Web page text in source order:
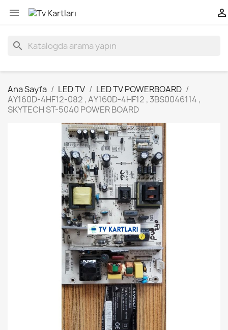
 
search
Ana Sayfa LED TV
LED TV POWERBOARD
AY160D-4HF12-082 , AY160D-4HF12 , 3BS0046114 ,
SKYTECH ST-5040 POWER BOARD